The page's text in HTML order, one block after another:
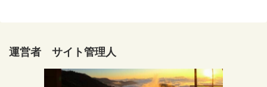
運営者 サイト管理人